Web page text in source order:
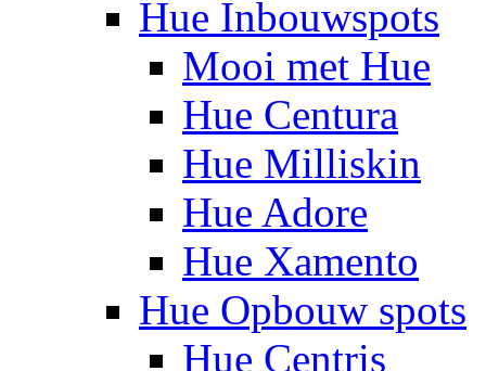
Hue Inbouwspots
Mooi met Hue
Hue Centura
Hue Milliskin
Hue Adore
Hue Xamento
Hue Opbouw spots
Hue Centris